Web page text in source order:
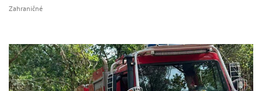
Zahraničné